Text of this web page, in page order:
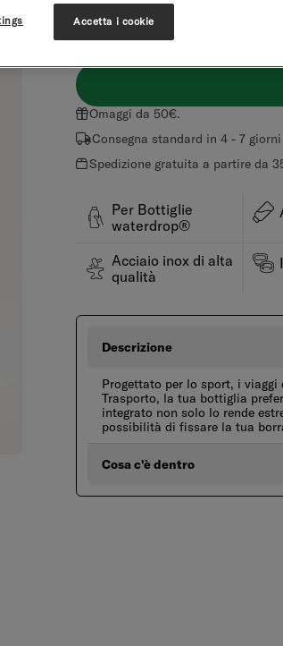
Omaggi da 50€.
Consegna standard in 4 - 7
Spedizione gratuita a partire da
Per Bottiglie
waterdrop®
Acciaio inox di alta
qualità
Descrizione
Progettato per lo sport, i
Trasporto, la tua bottiglia
integrato non solo lo rende
possibilità di fissare la tua
Cosa c'è dentro
Accetta i cookie